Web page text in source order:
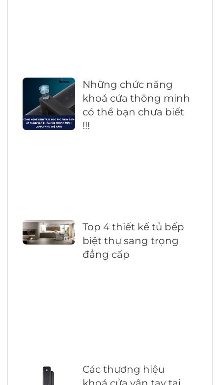
Những chức năng
khoá cửa thông minh
có thể bạn chưa biết
!!!
Top 4 thiết kế tủ bếp
biệt thự sang trọng
đẳng cấp
Các thương hiệu